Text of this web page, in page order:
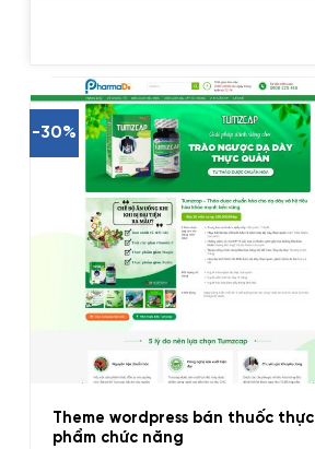
-30%
Theme wordpress bán thuốc thực
phẩm chức năng